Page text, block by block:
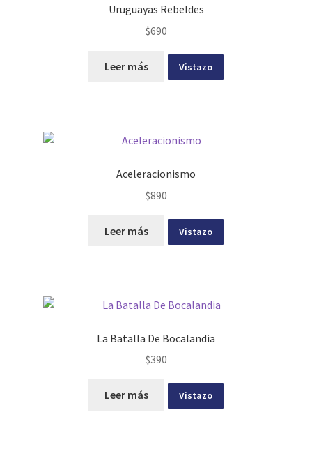
Uruguayas Rebeldes
$690
Leer más Vistazo
Aceleracionismo
$890
Leer más Vistazo
La Batalla De Bocalandia
$390
Leer más Vistazo